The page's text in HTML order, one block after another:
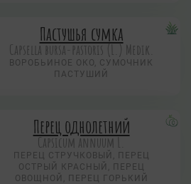
Пастушья сумка
Capsella bursa-pastoris (L.) Medik.
ВОРОБЬИНОЕ ОКО, CУМОЧНИК
ПАСТУШИЙ
Перец однолетний
Capsicum annuum L.
ПЕРЕЦ СТРУЧКОВЫЙ, ПЕРЕЦ
ОСТРЫЙ КРАСНЫЙ, ПЕРЕЦ
ОВОЩНОЙ, ПЕРЕЦ ГОРЬКИЙ